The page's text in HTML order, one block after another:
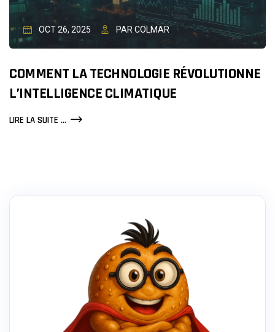
OCT 26, 2025 PAR COLMAR
COMMENT LA TECHNOLOGIE RÉVOLUTIONNE
L’INTELLIGENCE CLIMATIQUE
LIRE LA SUITE ...COMMENT